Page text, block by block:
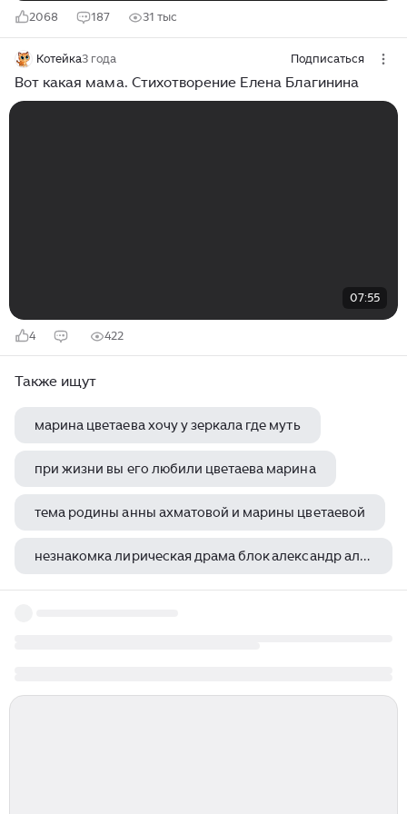
2068 187 31 тыс
Котейка3 года Подписаться
Вот какая мама. Стихотворение Елена Благинина
07:55
4 422
Также ищут
марина цветаева хочу у зеркала где муть
при жизни вы его любили цветаева марина
тема родины анны ахматовой и марины цветаевой
незнакомка лирическая драма блок александр александрович